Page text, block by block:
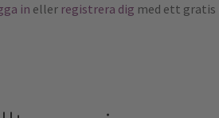
in eller registrera dig med ett gratis